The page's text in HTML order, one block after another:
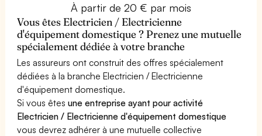
À partir de 20 € par mois
Vous êtes Electricien / Electricienne
d'équipement domestique ? Prenez une mutuelle
spécialement dédiée à votre branche
Les assureurs ont construit des offres spécialement
dédiées à la branche Electricien / Electricienne
d'équipement domestique.
Si vous êtesune entreprise ayant pour activité
Electricien / Electricienne d'équipement domestique
vous devrez adhérer à une mutuelle collective